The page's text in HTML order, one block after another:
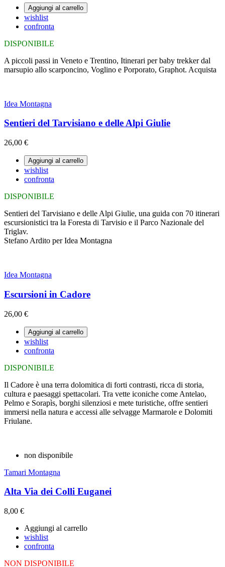
Aggiungi al carrello
wishlist
confronta
DISPONIBILE
A piccoli passi in Veneto e Trentino, Itinerari per baby trekker dal
marsupio allo scarponcino, Voglino e Porporato, Graphot. Acquista
Idea Montagna
Sentieri del Tarvisiano e delle Alpi Giulie
26,00 €
Aggiungi al carrello
wishlist
confronta
DISPONIBILE
Sentieri del Tarvisiano e delle Alpi Giulie, una guida con 70 itinerari
escursionistici tra la Foresta di Tarvisio e il Parco Nazionale del
Triglav.
Stefano Ardito per Idea Montagna
Idea Montagna
Escursioni in Cadore
26,00 €
Aggiungi al carrello
wishlist
confronta
DISPONIBILE
Il Cadore è una terra dolomitica di forti contrasti, ricca di storia,
cultura e paesaggi spettacolari. Tra vette iconiche come Antelao,
Pelmo e Sorapìs, borghi silenziosi e mete turistiche, offre sentieri
immersi nella natura e accessi alle selvagge Marmarole e Dolomiti
Friulane.
non disponibile
Tamari Montagna
Alta Via dei Colli Euganei
8,00 €
Aggiungi al carrello
wishlist
confronta
NON DISPONIBILE